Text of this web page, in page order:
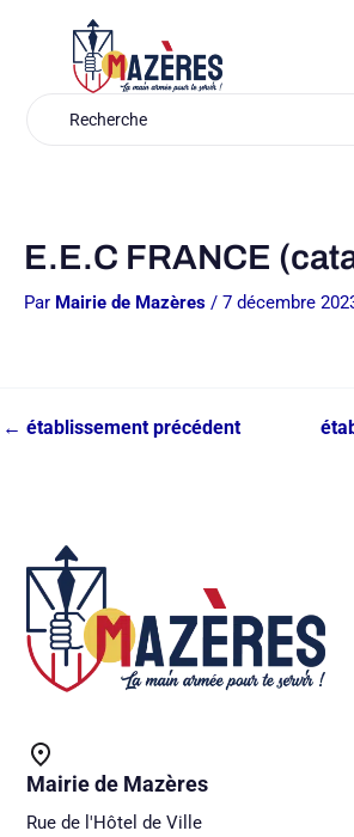
for:
E.E.C FRANCE
Par Mairie de Mazères / 7 décembre
← établissement précédent
Mairie de Mazères
Rue de l'Hôtel de Ville